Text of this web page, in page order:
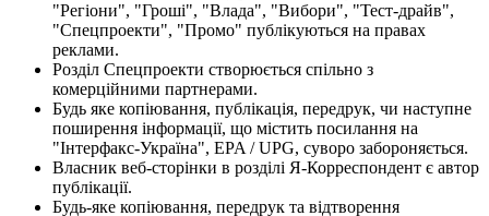
"Регіони", "Гроші", "Влада", "Вибори", "Тест-драйв",
"Спецпроекти", "Промо" публікуються на правах
реклами.
Розділ Спецпроекти створюється спільно з
комерційними партнерами.
Будь яке копіювання, публікація, передрук, чи наступне
поширення інформації, що містить посилання на
"Інтерфакс-Україна", EPA / UPG, суворо забороняється.
Власник веб-сторінки в розділі Я-Корреспондент є автор
публікації.
Будь-яке копіювання, передрук та відтворення